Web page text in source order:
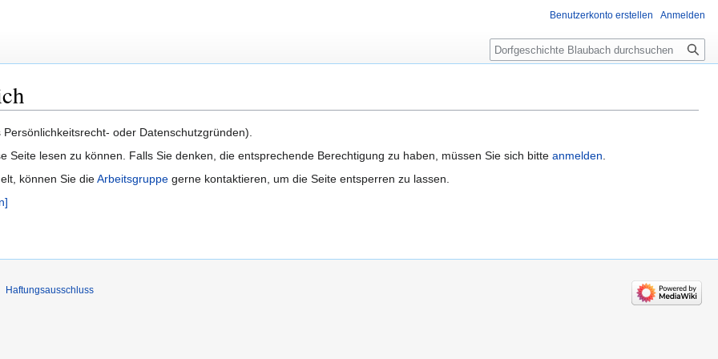
oder Datenschutzgründen).
Seite lesen zu können. Falls Sie denken, die entsprechende Berechtigung zu haben, müssen Sie sich bitte anmelden.
können Sie dieArbeitsgruppe gerne kontaktieren, um die Seite entsperren zu lassen.
Benutzerkonto erstellen Anmelden
Suche
Haftungsausschluss